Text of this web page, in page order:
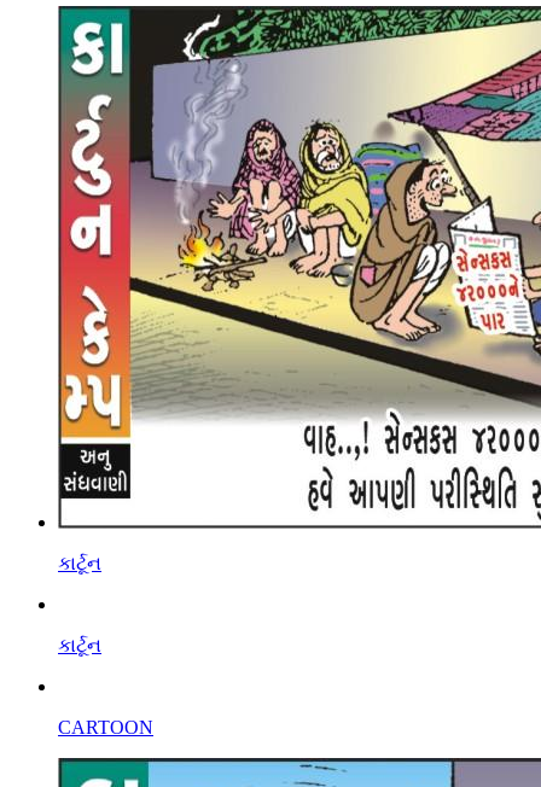
કાર્ટૂન
કાર્ટૂન
CARTOON